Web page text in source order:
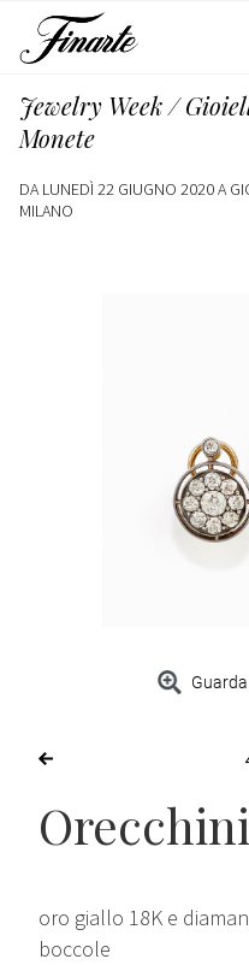
Jewelry Week /
Monete
DA LUNEDÌ 22 GIUGNO 2020 A
MILANO
oro giallo 18K e
boccole